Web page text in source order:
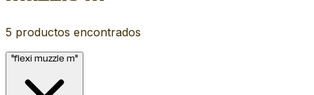
5 productos encontrados
"flexi muzzle m"